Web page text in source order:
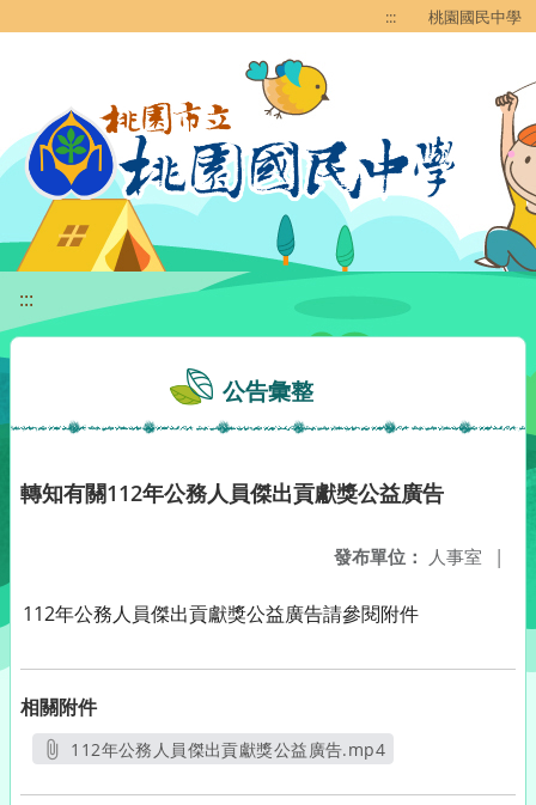
::: 桃園國民中學
:::
公告彙整
轉知有關112年公務人員傑出貢獻獎公益廣告
發布單位： 人事室 |
112年公務人員傑出貢獻獎公益廣告請參閱附件
相關附件
112年公務人員傑出貢獻獎公益廣告.mp4